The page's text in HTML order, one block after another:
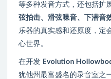
等多种发音方式，还包括扩
弦拍击、滑弦噪音、下潜音
乐器的真实感和还原度，定
心世界。
在开发 Evolution
犹他州最富盛名的录音室之